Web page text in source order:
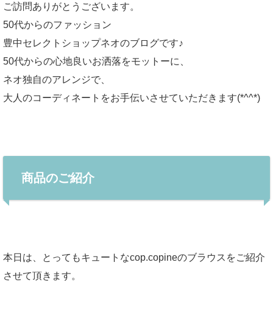
ご訪問ありがとうございます。
50代からのファッション
豊中セレクトショップネオのブログです♪
50代からの心地良いお洒落をモットーに、
ネオ独自のアレンジで、
大人のコーディネートをお手伝いさせていただきます(*^^*)
商品のご紹介
本日は、とってもキュートなcop.copineのブラウスをご紹介
させて頂きます。